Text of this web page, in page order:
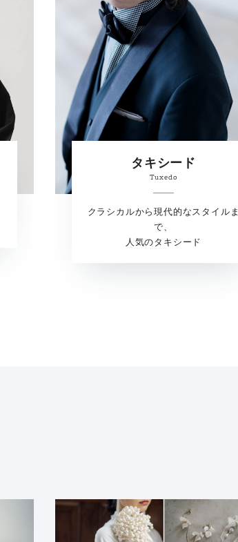
タキシード
Tuxedo
クラシカルから現代的なスタイルま
で、
人気のタキシード